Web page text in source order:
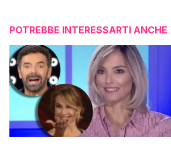
POTREBBE INTERESSARTI ANCHE